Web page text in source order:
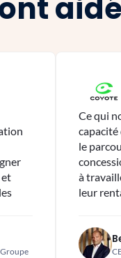
Ce qui
capacité
le
à
leur